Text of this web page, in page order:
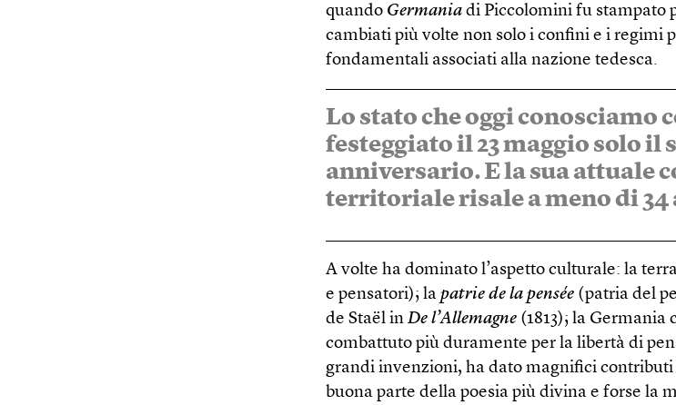
quando Germaniadi Piccolomini fu stampato
cambiati più volte non solo i confini e i regimi
fondamentali associati alla nazione tedesca.
Lo stato che oggi conosciamo
festeggiato il 23 maggio solo il
anniversario. E la sua attuale
territoriale risale a meno di 34
A volte ha dominato l’aspetto culturale: la
e pensatori); la patrie de la pensée(patria del
de Staël in De l’Allemagne(1813); la Germania
combattuto più duramente per la libertà di
grandi invenzioni, ha dato magnifici contributi
buona parte della poesia più divina e forse la